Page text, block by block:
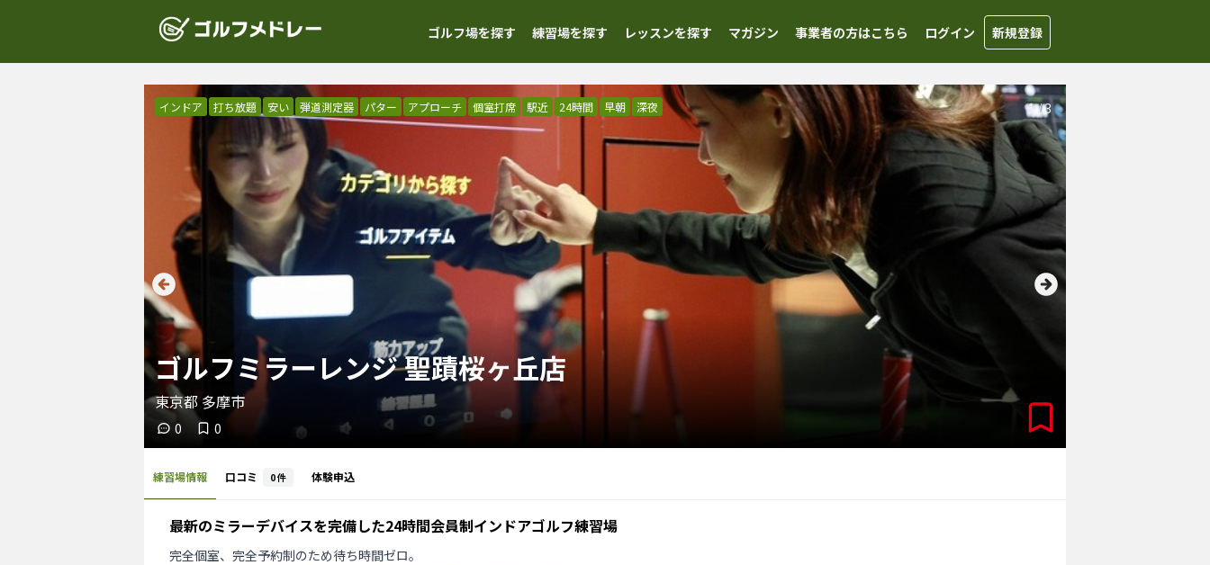
ゴルフ場を探す 練習場を探す レッスンを探す マガジン 事業者の方はこちら ログイン 新規登録
1/3
インドア 打ち放題 安い 弾道測定器 パター アプローチ 個室打席 駅近 24時間 早朝 深夜
ゴルフミラーレンジ 聖蹟桜ヶ丘店
東京都 多摩市
0 0
練習場情報 口コミ 0件 体験申込
最新のミラーデバイスを完備した24時間会員制インドアゴルフ練習場
完全個室、完全予約制のため待ち時間ゼロ。